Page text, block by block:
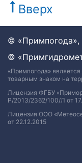
Вверх
© «Примпогода»,
©
«Примпогода»
товарным знаком на
Лицензия ФГБУ
Р/2013/2362/100/Л от
Лицензия ООО
от 22.12.2015